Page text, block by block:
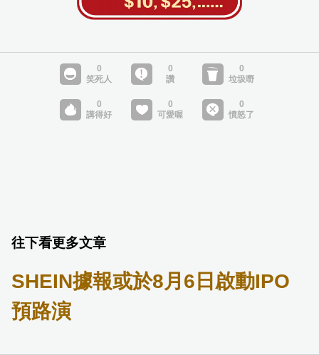
往下看更多文章
SHEIN據報或於8月6日啟動IPO
預路演